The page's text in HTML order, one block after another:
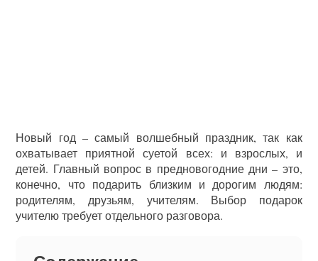
Новый год – самый волшебный праздник, так как
охватывает приятной суетой всех: и взрослых, и
детей. Главный вопрос в предновогодние дни – это,
конечно, что подарить близким и дорогим людям:
родителям, друзьям, учителям. Выбор подарок
учителю требует отдельного разговора.